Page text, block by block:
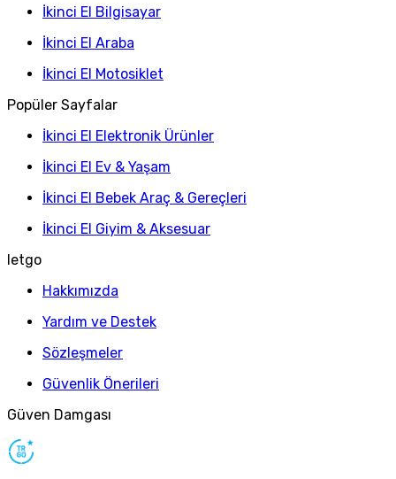
İkinci El Bilgisayar
İkinci El Araba
İkinci El Motosiklet
Popüler Sayfalar
İkinci El Elektronik Ürünler
İkinci El Ev & Yaşam
İkinci El Bebek Araç & Gereçleri
İkinci El Giyim & Aksesuar
letgo
Hakkımızda
Yardım ve Destek
Sözleşmeler
Güvenlik Önerileri
Güven Damgası